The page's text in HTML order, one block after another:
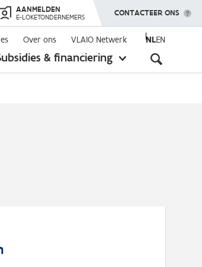
AANMELDEN
E-LOKETONDERNEMERS TOON MENU
CONTACTEER ONS
Over ons VLAIO Netwerk NLEN
& financiering
toon